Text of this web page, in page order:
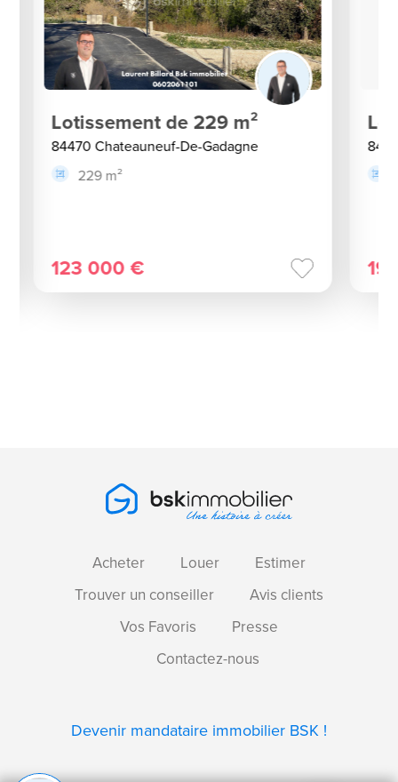
Lotissement de 229 m²
84470 Chateauneuf-De-Gadagne
229 m²
123 000 €
Acheter Louer
Estimer
Trouver un conseiller
Avis clients
Vos Favoris
Presse
Contactez-nous
Devenir mandataire immobilier BSK !